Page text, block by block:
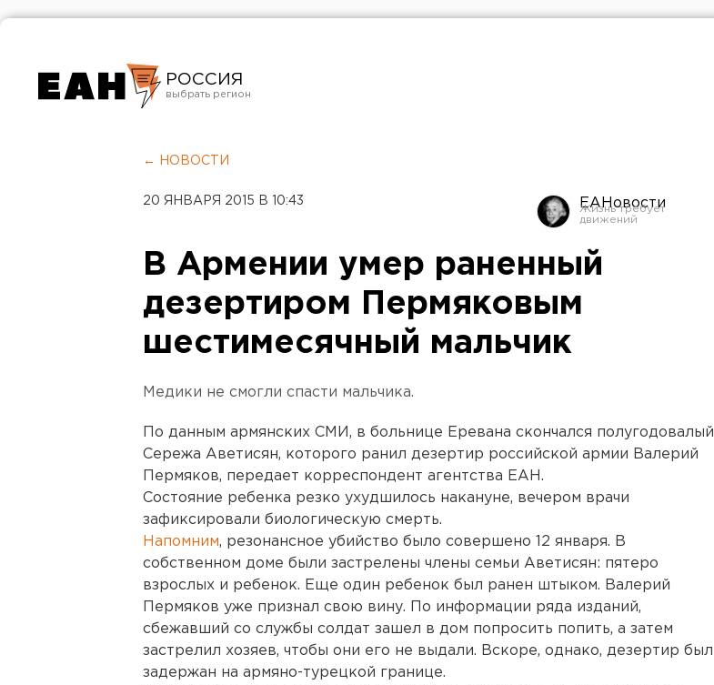
РОССИЯ
Челябинск
← НОВОСТИ
20 ЯНВАРЯ 2015 В 10:43 ЕАНовости
В Армении умер раненный
дезертиром Пермяковым
шестимесячный мальчик
Медики не смогли спасти мальчика.
По данным армянских СМИ, в больнице Еревана скончался полугодовалый
Сережа Аветисян, которого ранил дезертир российской армии Валерий
Пермяков, передает корреспондент агентства ЕАН.
Состояние ребенка резко ухудшилось накануне, вечером врачи
зафиксировали биологическую смерть.
Напомним, резонансное убийство было совершено 12 января. В
собственном доме были застрелены члены семьи Аветисян: пятеро
взрослых и ребенок. Еще один ребенок был ранен штыком. Валерий
Пермяков уже признал свою вину. По информации ряда изданий,
сбежавший со службы солдат зашел в дом попросить попить, а затем
застрелил хозяев, чтобы они его не выдали. Вскоре, однако, дезертир был
задержан на армяно-турецкой границе.